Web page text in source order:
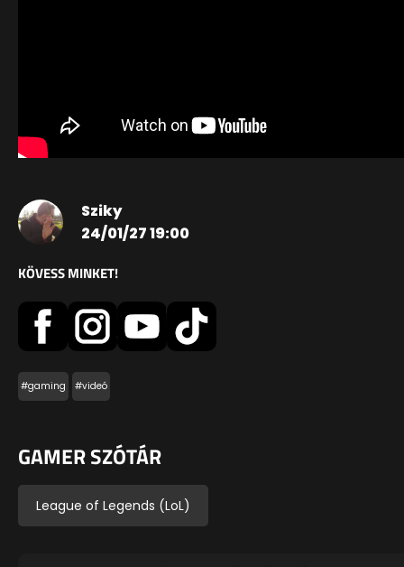
Sziky
24/01/27 19:00
KÖVESS MINKET!
#gaming #videó
GAMER SZÓTÁR
League of Legends (LoL)